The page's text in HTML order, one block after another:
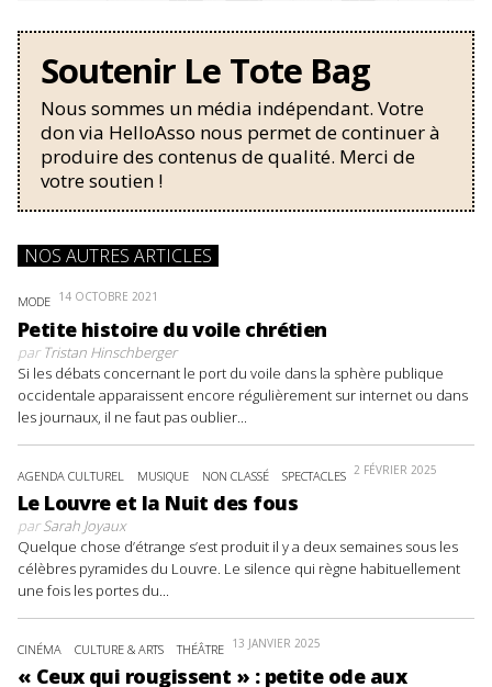
Soutenir Le Tote Bag
Nous sommes un média indépendant. Votre
don via HelloAsso nous permet de continuer à
produire des contenus de qualité. Merci de
votre soutien !
NOS AUTRES ARTICLES
MODE 14 OCTOBRE 2021
Petite histoire du voile chrétien
parTristan Hinschberger
Si les débats concernant le port du voile dans la sphère publique
occidentale apparaissent encore régulièrement sur internet ou dans
les journaux, il ne faut pas oublier...
AGENDA CULTUREL MUSIQUE NON CLASSÉ SPECTACLES 2 FÉVRIER 2025
Le Louvre et la Nuit des fous
parSarah Joyaux
Quelque chose d’étrange s’est produit il y a deux semaines sous les
célèbres pyramides du Louvre. Le silence qui règne habituellement
une fois les portes du...
CINÉMA CULTURE & ARTS THÉÂTRE 13 JANVIER 2025
« Ceux qui rougissent » : petite ode aux